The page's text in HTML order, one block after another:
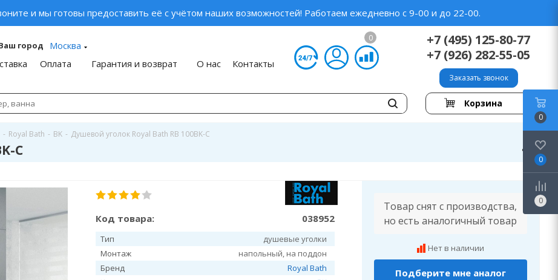
и мы готовы предоставить её с учётом наших возможностей! Работаем ежедневно с 9-00 и до 22-00.
город
Москва
Оплата Гарантия и возврат О нас Контакты
0
+7 (495) 125-80-77
+7 (926) 282-55-05
Заказать звонок
Корзина
- Royal Bath - BK - Душевой уголок Royal Bath RB 100BK-C
C
Код товара: 038952
Тип
душевые уголки
Монтаж
напольный, на поддон
Бренд
Royal Bath
Товар снят с производства,
но есть аналогичный товар
Нет в наличии
Подберите мне аналог
0
0
0